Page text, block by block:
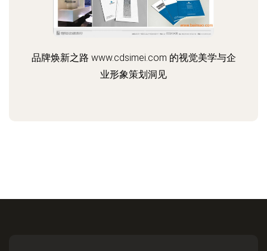
品牌焕新之路 www.cdsimei.com 的视觉美学与企
业形象策划洞见